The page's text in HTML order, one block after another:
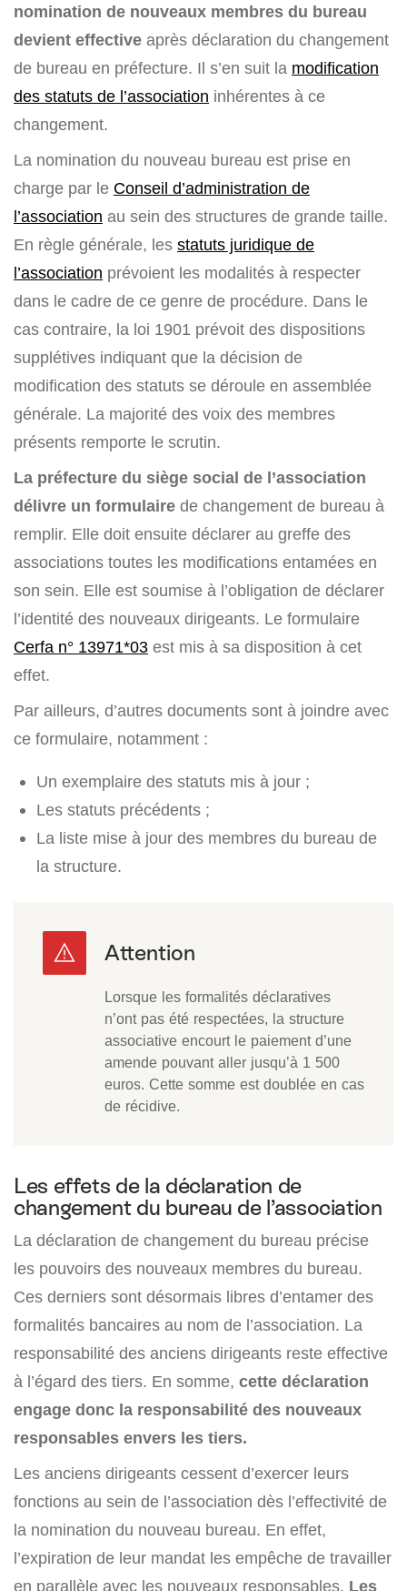
nomination de nouveaux membres du bureau
devient effective après déclaration du changement
de bureau en préfecture. Il s’en suit la modification
des statuts de l’association inhérentes à ce
changement.
La nomination du nouveau bureau est prise en
charge par le Conseil d’administration de
l’association au sein des structures de grande taille.
En règle générale, les statuts juridique de
l’association prévoient les modalités à respecter
dans le cadre de ce genre de procédure. Dans le
cas contraire, la loi 1901 prévoit des dispositions
supplétives indiquant que la décision de
modification des statuts se déroule en assemblée
générale. La majorité des voix des membres
présents remporte le scrutin.
La préfecture du siège social de l’association
délivre un formulaire de changement de bureau à
remplir. Elle doit ensuite déclarer au greffe des
associations toutes les modifications entamées en
son sein. Elle est soumise à l’obligation de déclarer
l’identité des nouveaux dirigeants. Le formulaire
Cerfa n° 13971*03 est mis à sa disposition à cet
effet.
Par ailleurs, d’autres documents sont à joindre avec
ce formulaire, notamment :
Un exemplaire des statuts mis à jour ;
Les statuts précédents ;
La liste mise à jour des membres du bureau de
la structure.
Lorsque les formalités déclaratives
n’ont pas été respectées, la structure
associative encourt le paiement d’une
amende pouvant aller jusqu’à 1 500
euros. Cette somme est doublée en cas
de récidive.
Les effets de la déclaration de
changement du bureau de l’association
La déclaration de changement du bureau précise
les pouvoirs des nouveaux membres du bureau.
Ces derniers sont désormais libres d’entamer des
formalités bancaires au nom de l’association. La
responsabilité des anciens dirigeants reste effective
à l’égard des tiers. En somme, cette déclaration
engage donc la responsabilité des nouveaux
responsables envers les tiers.
Les anciens dirigeants cessent d’exercer leurs
fonctions au sein de l’association dès l’effectivité de
la nomination du nouveau bureau. En effet,
l’expiration de leur mandat les empêche de travailler
en parallèle avec les nouveaux responsables. Les